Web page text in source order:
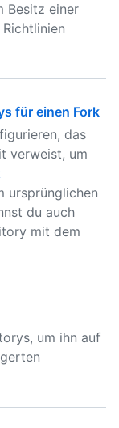
Besitz einer
für einen Fork
das
verweist, um
ursprünglichen
du auch
mit dem
um ihn auf